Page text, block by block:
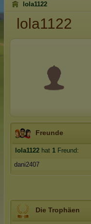
lola1122
lola1122
Freunde
lola1122 hat 1 Freund:
dani2407
Die Trophäen